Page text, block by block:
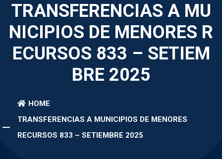
TRANSFERENCIAS A MU
NICIPIOS DE MENORES R
ECURSOS 833 – SETIEM
BRE 2025
HOME
TRANSFERENCIAS A MUNICIPIOS DE MENORES
RECURSOS 833 – SETIEMBRE 2025